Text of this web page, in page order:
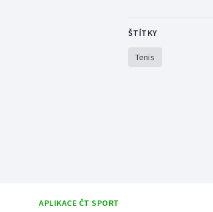
ŠTÍTKY
Tenis
APLIKACE ČT SPORT